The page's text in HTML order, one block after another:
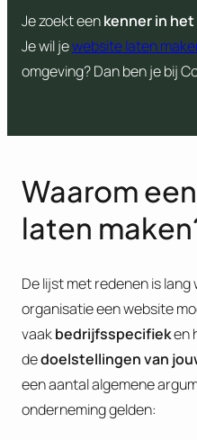
Je zoekt eenkenner in
Je wil jewebsite laten
omgeving? Dan ben je bij
Waarom
laten
De lijst met redenen is
organisatie een website
vaakbedrijfsspecifieken
dedoelstellingen van
een aantal algemene
onderneming gelden: